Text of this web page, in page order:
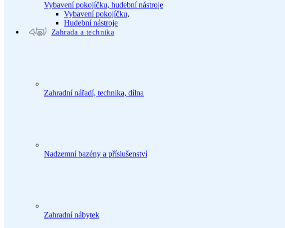
Vybavení pokojíčku, hudební nástroje
Vybavení pokojíčku,
Hudební nástroje
Zahrada a technika
Zahradní nářadí, technika, dílna
Nadzemní bazény a příslušenství
Zahradní nábytek